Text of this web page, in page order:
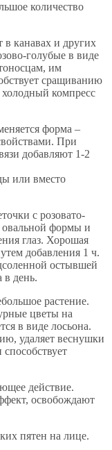
количество
в канавах и других
голубые в виде
им
сращиванию
компресс
форма –
При
добавляют 1-2
или вместо
с розовато-
формы и
глаз. Хорошая
добавления 1 ч.
остывшей
в день.
растение.
цветы на
в виде лосьона.
удаляет веснушки
действие.
освобождают
пятен на лице.